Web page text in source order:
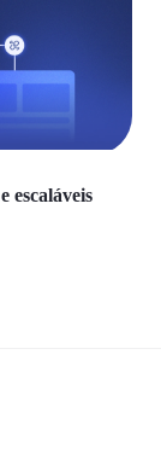
escaláveis